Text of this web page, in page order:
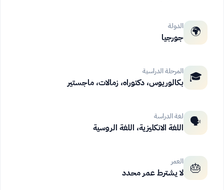
🌍 الدولة
جورجيا
🎓 المرحلة الدراسية
بكالوريوس، دكتوراه، زمالات، ماجستير
🗣️ لغة الدراسة
اللغة الانكليزية، اللغة الروسية
🎂 العمر
لا يشترط عمر محدد